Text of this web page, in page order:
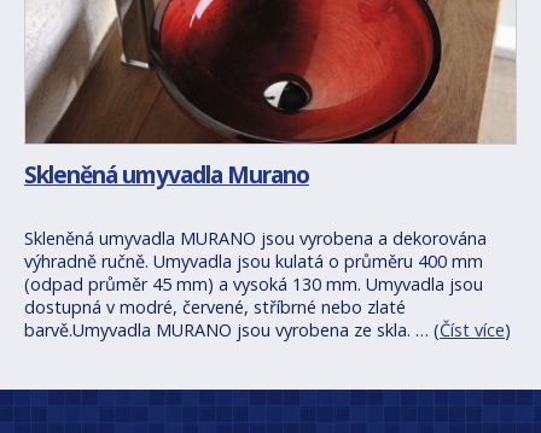
Skleněná umyvadla Murano
Skleněná umyvadla MURANO jsou vyrobena a dekorována
výhradně ručně. Umyvadla jsou kulatá o průměru 400 mm
(odpad průměr 45 mm) a vysoká 130 mm. Umyvadla jsou
dostupná v modré, červené, stříbrné nebo zlaté
barvě.Umyvadla MURANO jsou vyrobena ze skla. … (Číst více)